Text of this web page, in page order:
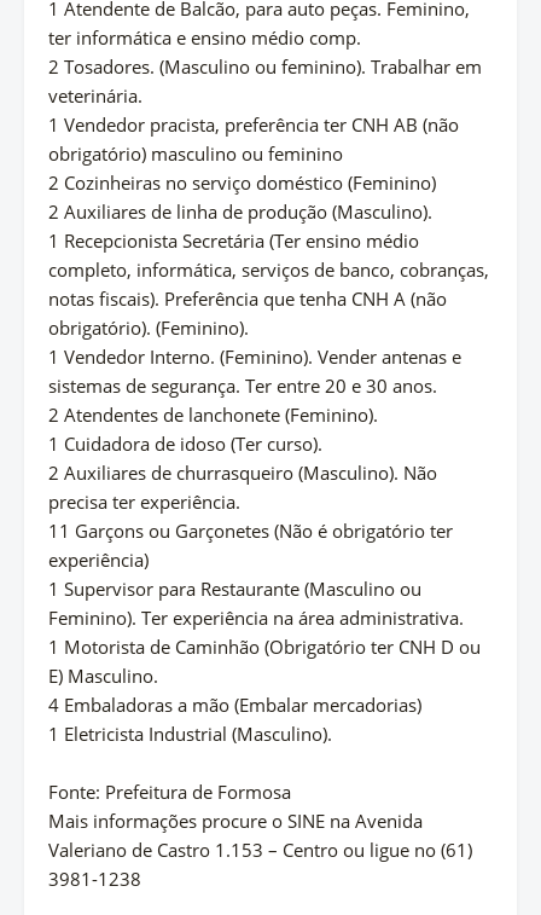
1 Atendente de Balcão, para auto peças. Feminino,
ter informática e ensino médio comp.
2 Tosadores. (Masculino ou feminino). Trabalhar em
veterinária.
1 Vendedor pracista, preferência ter CNH AB (não
obrigatório) masculino ou feminino
2 Cozinheiras no serviço doméstico (Feminino)
2 Auxiliares de linha de produção (Masculino).
1 Recepcionista Secretária (Ter ensino médio
completo, informática, serviços de banco, cobranças,
notas fiscais). Preferência que tenha CNH A (não
obrigatório). (Feminino).
1 Vendedor Interno. (Feminino). Vender antenas e
sistemas de segurança. Ter entre 20 e 30 anos.
2 Atendentes de lanchonete (Feminino).
1 Cuidadora de idoso (Ter curso).
2 Auxiliares de churrasqueiro (Masculino). Não
precisa ter experiência.
11 Garçons ou Garçonetes (Não é obrigatório ter
experiência)
1 Supervisor para Restaurante (Masculino ou
Feminino). Ter experiência na área administrativa.
1 Motorista de Caminhão (Obrigatório ter CNH D ou
E) Masculino.
4 Embaladoras a mão (Embalar mercadorias)
1 Eletricista Industrial (Masculino).
Fonte: Prefeitura de Formosa
Mais informações procure o SINE na Avenida
Valeriano de Castro 1.153 – Centro ou ligue no (61)
3981-1238